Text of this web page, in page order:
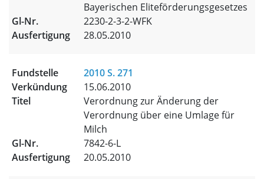
Bayerischen Eliteförderungsgesetzes
2230-2-3-2-WFK
28.05.2010
2010 S. 271
15.06.2010
Verordnung zur Änderung der
Verordnung über eine Umlage für
Milch
7842-6-L
20.05.2010